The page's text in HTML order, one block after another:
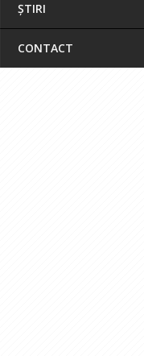
ȘTIRI
CONTACT